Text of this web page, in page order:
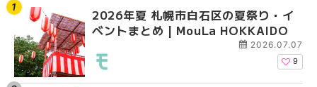
2026年夏 札幌市白石区の夏祭り・イ
ベントまとめ | MouLa HOKKAIDO
2026.07.07
9
2026年夏 札幌市西区
ントまとめ | MouLa
【2026年最新】札幌
ガーデン｜オープン日
大通公園から穴場テ